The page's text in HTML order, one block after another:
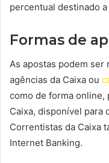
percentual destinado a
Formas de
As apostas podem ser
agências da Caixa ou
como de forma online,
Caixa, disponível para
Correntistas da Caixa
Internet Banking.